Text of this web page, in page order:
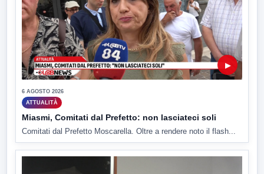
▶
6 AGOSTO 2026
ATTUALITÀ
Miasmi, Comitati dal Prefetto: non lasciateci soli
Comitati dal Prefetto Moscarella. Oltre a rendere noto il flash...